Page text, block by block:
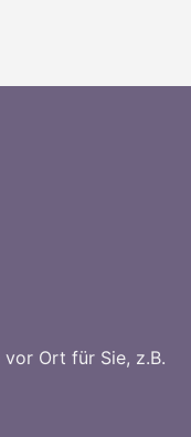
Ort für Sie, z.B.